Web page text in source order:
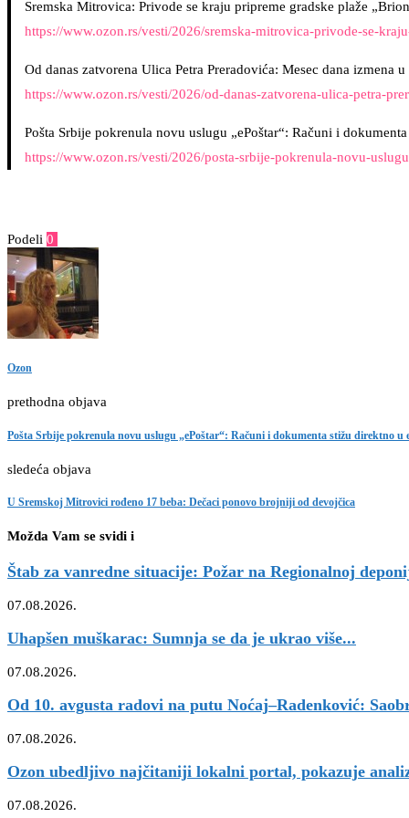
Sremska Mitrovica: Privode se kraju pripreme gradske plaže
https://www.ozon.rs/vesti/2026/sremska-mitrovica-privode-se-
Od danas zatvorena Ulica Petra Preradovića: Mesec dana izmena
https://www.ozon.rs/vesti/2026/od-danas-zatvorena-ulica-petra-
Pošta Srbije pokrenula novu uslugu „ePoštar“: Računi i
https://www.ozon.rs/vesti/2026/posta-srbije-pokrenula-novu-
Podeli 0
Ozon
prethodna objava
Pošta Srbije pokrenula novu uslugu „ePoštar“: Računi i dokumenta stižu direktno u
sledeća objava
U Sremskoj Mitrovici rođeno 17 beba: Dečaci ponovo brojniji od devojčica
Možda Vam se svidi i
Štab za vanredne situacije: Požar na Regionalnoj
07.08.2026.
Uhapšen muškarac: Sumnja se da je ukrao više...
07.08.2026.
Od 10. avgusta radovi na putu Noćaj–Radenković:
07.08.2026.
Ozon ubedljivo najčitaniji lokalni portal, pokazuje
07.08.2026.